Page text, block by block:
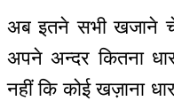
अब इतने सभी खजाने
अपने अन्दर कितना
नहीं कि कोई खज़ाना